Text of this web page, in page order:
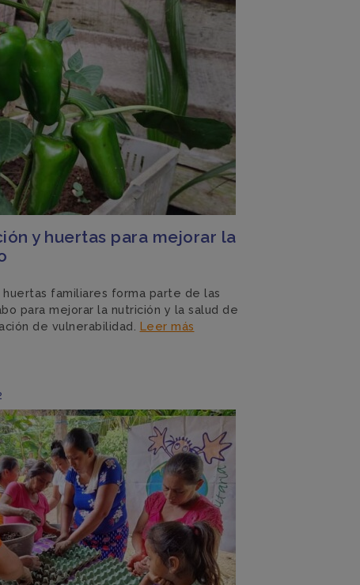
y huertas para mejorar la
huertas familiares forma parte de las
para mejorar la nutrición y la salud de
de vulnerabilidad. Leer más